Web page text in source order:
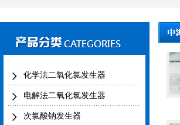
化学法二氧化氯发生器
电解法二氧化氯发生器
次氯酸钠发生器